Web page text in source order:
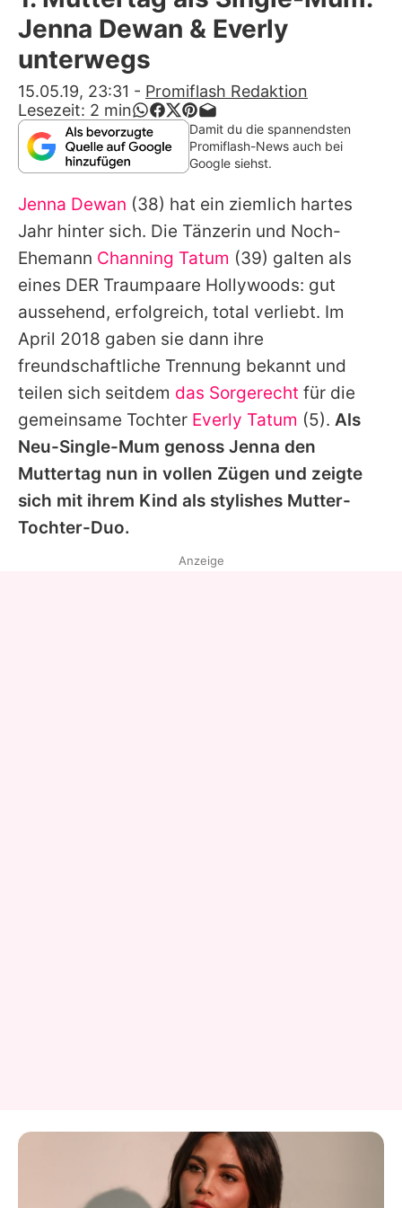
Alle Themen auf Promiflash
App runterladen
Team
Redaktionelle Richtlinien
Impressum
Datenschutzerklärung
Nutzungsbedingungen
Utiq verwalten
Jenna Dewan & Everly
unterwegs
15.05.19, 23:31 - Promiflash Redaktion
Lesezeit: 2 min
Damit du die spannendsten
Promiflash-News auch bei
Google siehst.
Jenna Dewan (38) hat ein ziemlich hartes
Jahr hinter sich. Die Tänzerin und Noch-
Ehemann Channing Tatum (39) galten als
eines DER Traumpaare Hollywoods: gut
aussehend, erfolgreich, total verliebt. Im
April 2018 gaben sie dann ihre
freundschaftliche Trennung bekannt und
teilen sich seitdem das Sorgerecht für die
gemeinsame Tochter Everly Tatum (5). Als
Neu-Single-Mum genoss Jenna den
Muttertag nun in vollen Zügen und zeigte
sich mit ihrem Kind als stylishes Mutter-
Tochter-Duo.
Anzeige